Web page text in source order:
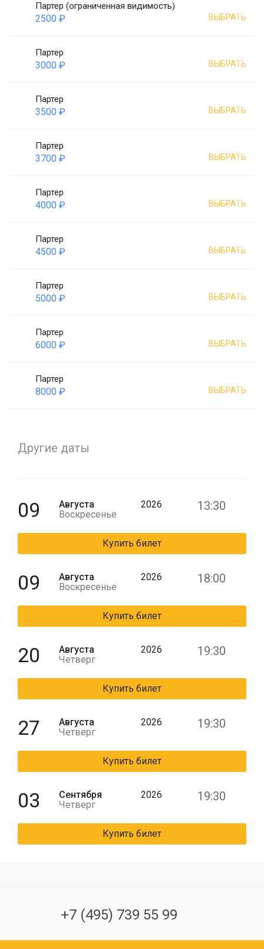
Партер (ограниченная видимость)
2500 ₽ ВЫБРАТЬ
Партер
3000 ₽ ВЫБРАТЬ
Партер
3500 ₽ ВЫБРАТЬ
Партер
3700 ₽ ВЫБРАТЬ
Партер
4000 ₽ ВЫБРАТЬ
Партер
4500 ₽ ВЫБРАТЬ
Партер
5000 ₽ ВЫБРАТЬ
Партер
6000 ₽ ВЫБРАТЬ
Партер
8000 ₽ ВЫБРАТЬ
Другие даты
09
Августа
Воскресенье
2026 13:30
Купить билет
09
Августа
Воскресенье
2026 18:00
Купить билет
20
Августа
Четверг
2026 19:30
Купить билет
27
Августа
Четверг
2026 19:30
Купить билет
03
Сентября
Четверг
2026 19:30
Купить билет
+7 (495) 739 55 99